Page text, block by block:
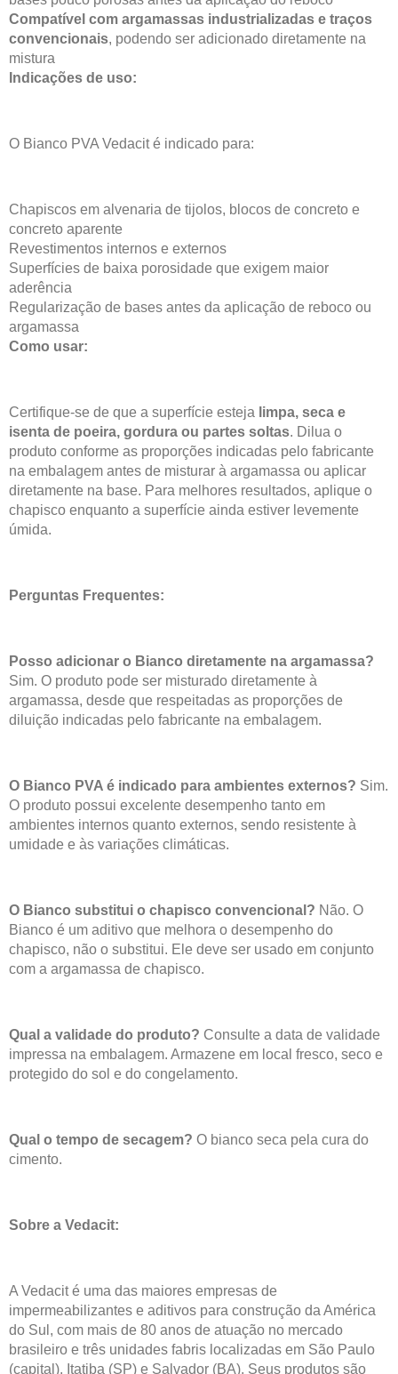
Compatível com argamassas industrializadas e traços
convencionais, podendo ser adicionado diretamente na
mistura
Indicações de uso:
O Bianco PVA Vedacit é indicado para:
Chapiscos em alvenaria de tijolos, blocos de concreto e
concreto aparente
Revestimentos internos e externos
Superfícies de baixa porosidade que exigem maior
aderência
Regularização de bases antes da aplicação de reboco ou
argamassa
Como usar:
Certifique-se de que a superfície esteja limpa, seca e
isenta de poeira, gordura ou partes soltas. Dilua o
produto conforme as proporções indicadas pelo fabricante
na embalagem antes de misturar à argamassa ou aplicar
diretamente na base. Para melhores resultados, aplique o
chapisco enquanto a superfície ainda estiver levemente
úmida.
Perguntas Frequentes:
Posso adicionar o Bianco diretamente na argamassa?
Sim. O produto pode ser misturado diretamente à
argamassa, desde que respeitadas as proporções de
diluição indicadas pelo fabricante na embalagem.
O Bianco PVA é indicado para ambientes externos? Sim.
O produto possui excelente desempenho tanto em
ambientes internos quanto externos, sendo resistente à
umidade e às variações climáticas.
O Bianco substitui o chapisco convencional? Não. O
Bianco é um aditivo que melhora o desempenho do
chapisco, não o substitui. Ele deve ser usado em conjunto
com a argamassa de chapisco.
Qual a validade do produto? Consulte a data de validade
impressa na embalagem. Armazene em local fresco, seco e
protegido do sol e do congelamento.
Qual o tempo de secagem? O bianco seca pela cura do
cimento.
Sobre a Vedacit:
A Vedacit é uma das maiores empresas de
impermeabilizantes e aditivos para construção da América
do Sul, com mais de 80 anos de atuação no mercado
brasileiro e três unidades fabris localizadas em São Paulo
(capital), Itatiba (SP) e Salvador (BA). Seus produtos são